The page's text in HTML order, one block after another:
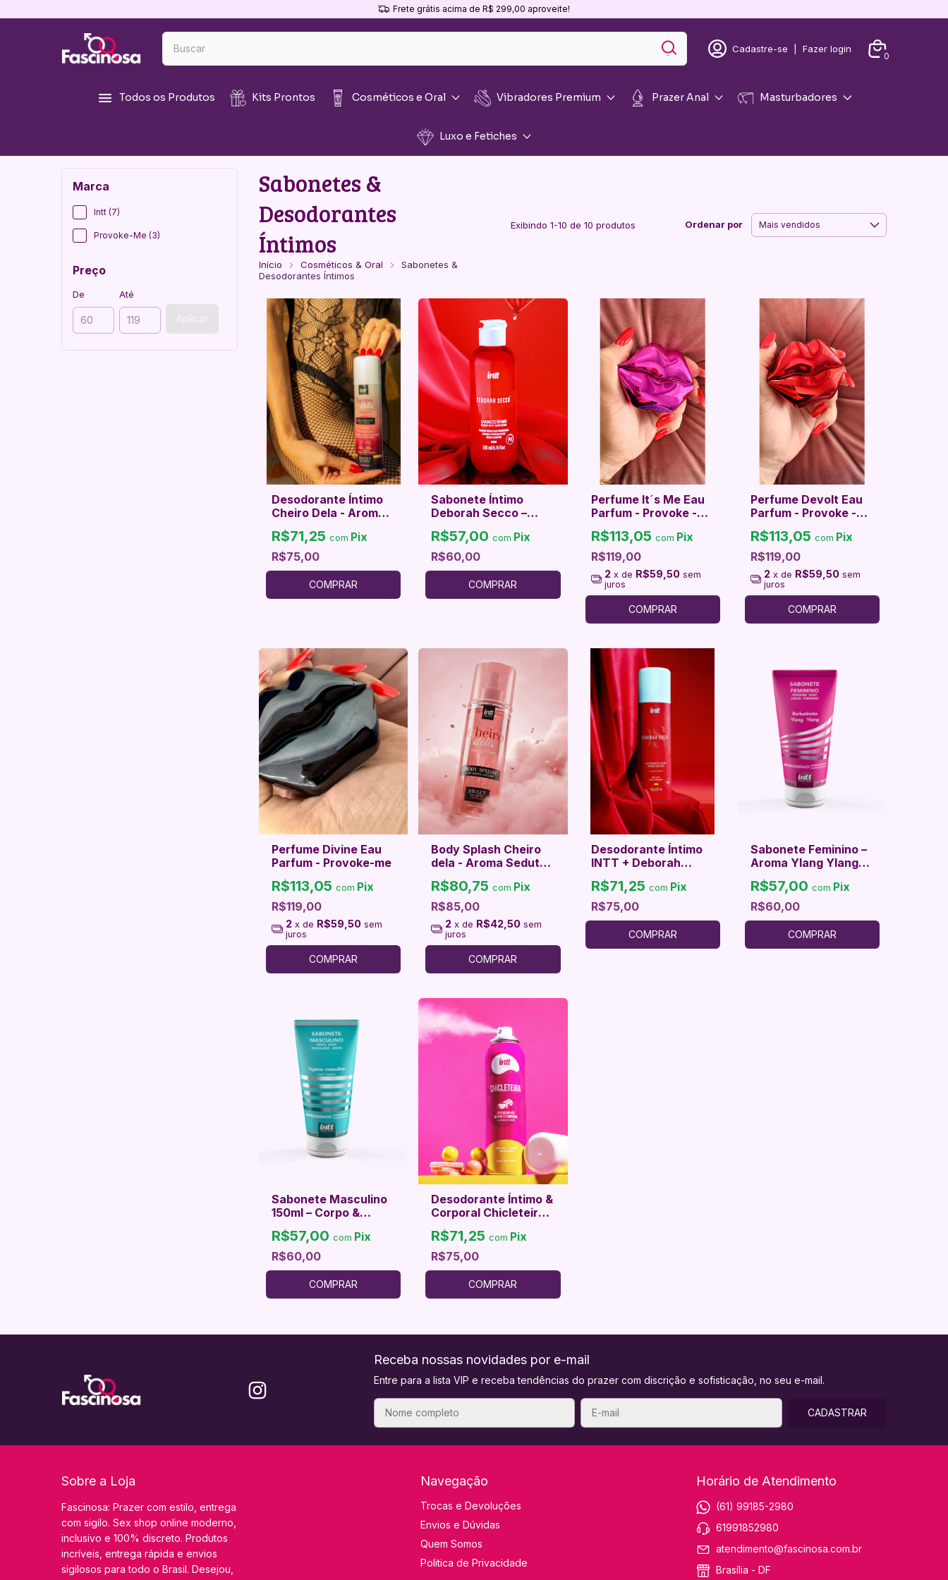
Frete grátis acima de R$ 299,00 aproveite!
Cadastre-se Fazer login
0
Todos os Produtos Kits Prontos Cosméticos e Oral Vibradores Premium Prazer Anal Masturbadores
Luxo e Fetiches
Marca
Intt (7)
Provoke-Me (3)
Preço
De Até
Sabonetes &
Desodorantes
Íntimos
Início Cosméticos & Oral
Sabonetes &
Desodorantes Íntimos
Exibindo 1-10 de 10 produtos Ordenar por
Desodorante Íntimo
Cheiro Dela - Aroma
Afrodisíaco
R$75,00
R$71,25 com Pix
COMPRAR
Sabonete Íntimo
Deborah Secco –
Frescor, Cuidado &
Confiança Diária
R$60,00
R$57,00com Pix
COMPRAR
Perfume It´s Me Eau
Parfum - Provoke -
me
R$119,00
R$113,05 com Pix
2 x de R$59,50 sem
juros
COMPRAR
Perfume Devolt Eau
Parfum - Provoke -
me
R$119,00
R$113,05 com Pix
2 x de R$59,50 sem
juros
COMPRAR
Perfume Divine Eau
Parfum - Provoke-me
R$119,00
R$113,05 com Pix
2 x de R$59,50 sem
juros
COMPRAR
Body Splash Cheiro
dela - Aroma Sedutor
Afrodisíaco
R$85,00
R$80,75com Pix
2 x de R$42,50 sem
juros
COMPRAR
Desodorante Íntimo
INTT + Deborah
Secco – Frescor &
Sedução
R$75,00
R$71,25 com Pix
COMPRAR
Sabonete Feminino –
Aroma Ylang Ylang
INTT 150ml
R$60,00
R$57,00 com Pix
COMPRAR
Sabonete Masculino
150ml – Corpo &
Íntimo Intt
R$60,00
R$57,00 com Pix
COMPRAR
Desodorante Íntimo &
Corporal Chicleteira
Jato Seco – Frescor
Doce, Confiança &
Sensualidade
R$75,00
R$71,25com Pix
COMPRAR
Receba nossas novidades por e-mail
Entre para a lista VIP e receba tendências do prazer com discrição e sofisticação, no seu e-mail.
Sobre a Loja
Fascinosa: Prazer com estilo, entrega
com sigilo. Sex shop online moderno,
inclusivo e 100% discreto. Produtos
incríveis, entrega rápida e envios
sigilosos para todo o Brasil. Desejou,
Navegação
Trocas e Devoluções
Envios e Dúvidas
Quem Somos
Politica de Privacidade
Horário de Atendimento
(61) 99185-2980
61991852980
atendimento@fascinosa.com.br
Brasília - DF